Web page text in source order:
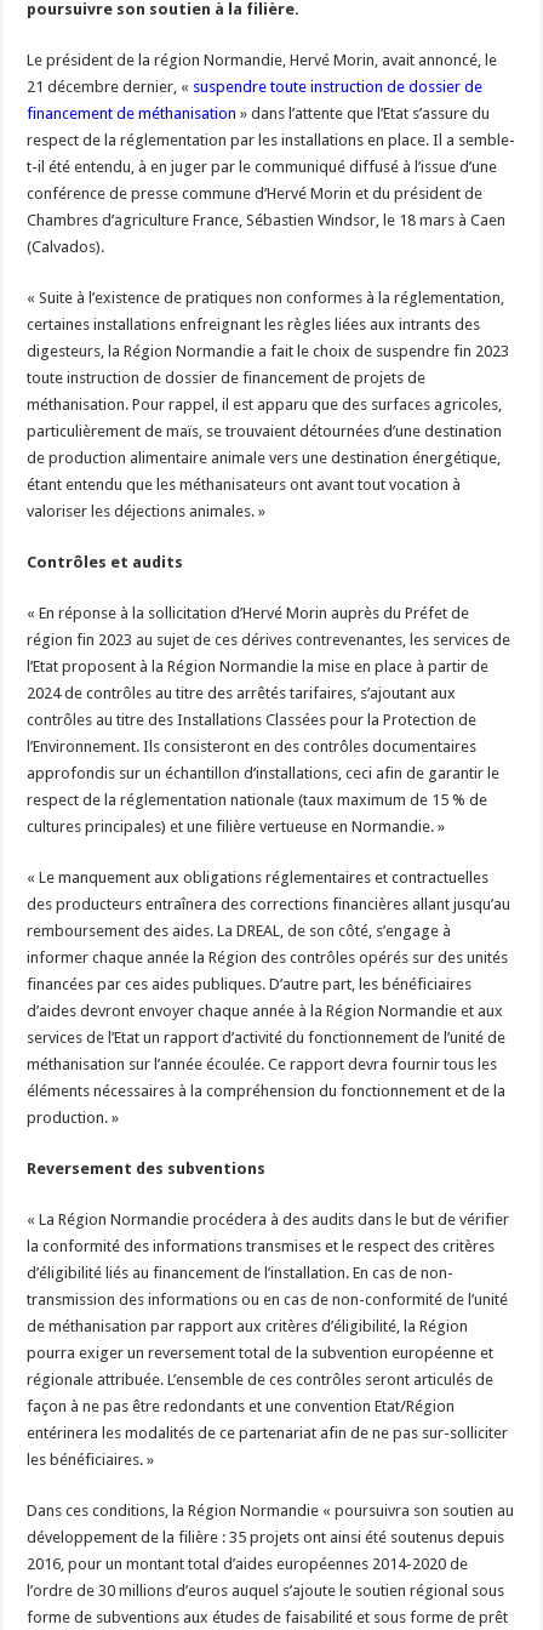
poursuivre son soutien à la filière.
Le président de la région Normandie, Hervé Morin, avait annoncé, le
21 décembre dernier, « suspendre toute instruction de dossier de
financement de méthanisation » dans l’attente que l’Etat s’assure du
respect de la réglementation par les installations en place. Il a semble-
t-il été entendu, à en juger par le communiqué diffusé à l’issue d’une
conférence de presse commune d’Hervé Morin et du président de
Chambres d’agriculture France, Sébastien Windsor, le 18 mars à Caen
(Calvados).
« Suite à l’existence de pratiques non conformes à la réglementation,
certaines installations enfreignant les règles liées aux intrants des
digesteurs, la Région Normandie a fait le choix de suspendre fin 2023
toute instruction de dossier de financement de projets de
méthanisation. Pour rappel, il est apparu que des surfaces agricoles,
particulièrement de maïs, se trouvaient détournées d’une destination
de production alimentaire animale vers une destination énergétique,
étant entendu que les méthanisateurs ont avant tout vocation à
valoriser les déjections animales. »
Contrôles et audits
« En réponse à la sollicitation d’Hervé Morin auprès du Préfet de
région fin 2023 au sujet de ces dérives contrevenantes, les services de
l’Etat proposent à la Région Normandie la mise en place à partir de
2024 de contrôles au titre des arrêtés tarifaires, s’ajoutant aux
contrôles au titre des Installations Classées pour la Protection de
l’Environnement. Ils consisteront en des contrôles documentaires
approfondis sur un échantillon d’installations, ceci afin de garantir le
respect de la réglementation nationale (taux maximum de 15 % de
cultures principales) et une filière vertueuse en Normandie. »
« Le manquement aux obligations réglementaires et contractuelles
des producteurs entraînera des corrections financières allant jusqu’au
remboursement des aides. La DREAL, de son côté, s’engage à
informer chaque année la Région des contrôles opérés sur des unités
financées par ces aides publiques. D’autre part, les bénéficiaires
d’aides devront envoyer chaque année à la Région Normandie et aux
services de l’Etat un rapport d’activité du fonctionnement de l’unité de
méthanisation sur l’année écoulée. Ce rapport devra fournir tous les
éléments nécessaires à la compréhension du fonctionnement et de la
production. »
Reversement des subventions
« La Région Normandie procédera à des audits dans le but de vérifier
la conformité des informations transmises et le respect des critères
d’éligibilité liés au financement de l’installation. En cas de non-
transmission des informations ou en cas de non-conformité de l’unité
de méthanisation par rapport aux critères d’éligibilité, la Région
pourra exiger un reversement total de la subvention européenne et
régionale attribuée. L’ensemble de ces contrôles seront articulés de
façon à ne pas être redondants et une convention Etat/Région
entérinera les modalités de ce partenariat afin de ne pas sur-solliciter
les bénéficiaires. »
Dans ces conditions, la Région Normandie « poursuivra son soutien au
développement de la filière : 35 projets ont ainsi été soutenus depuis
2016, pour un montant total d’aides européennes 2014-2020 de
l’ordre de 30 millions d’euros auquel s’ajoute le soutien régional sous
forme de subventions aux études de faisabilité et sous forme de prêt